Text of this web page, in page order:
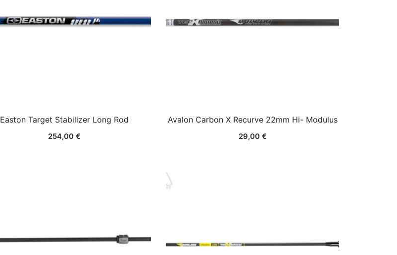
Easton Target Stabilizer Long Rod
254,00 €
Avalon Carbon X Recurve 22mm Hi- Modulus
29,00 €